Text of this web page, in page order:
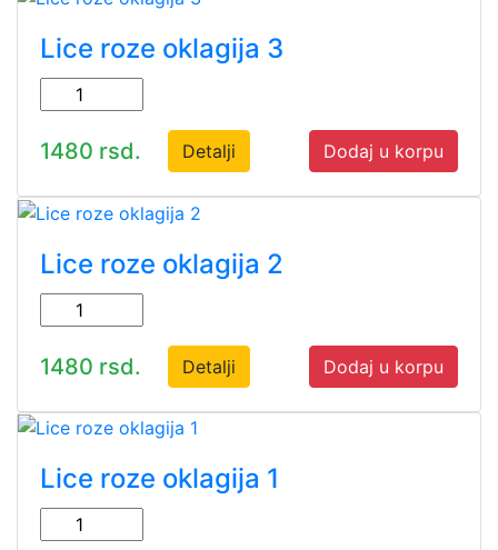
Lice roze oklagija 3
1480 rsd. Detalji Dodaj u korpu
Lice roze oklagija 2
1480 rsd. Detalji Dodaj u korpu
Lice roze oklagija 1